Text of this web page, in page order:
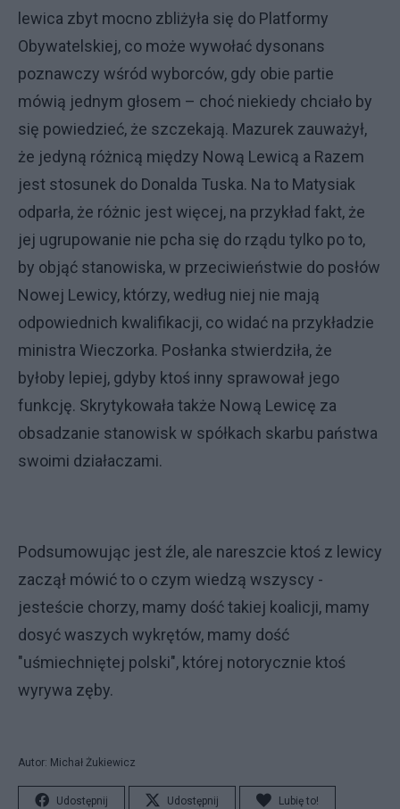
lewica zbyt mocno zbliżyła się do Platformy
Obywatelskiej, co może wywołać dysonans
poznawczy wśród wyborców, gdy obie partie
mówią jednym głosem – choć niekiedy chciało by
się powiedzieć, że szczekają. Mazurek zauważył,
że jedyną różnicą między Nową Lewicą a Razem
jest stosunek do Donalda Tuska. Na to Matysiak
odparła, że różnic jest więcej, na przykład fakt, że
jej ugrupowanie nie pcha się do rządu tylko po to,
by objąć stanowiska, w przeciwieństwie do posłów
Nowej Lewicy, którzy, według niej nie mają
odpowiednich kwalifikacji, co widać na przykładzie
ministra Wieczorka. Posłanka stwierdziła, że
byłoby lepiej, gdyby ktoś inny sprawował jego
funkcję. Skrytykowała także Nową Lewicę za
obsadzanie stanowisk w spółkach skarbu państwa
swoimi działaczami.
Podsumowując jest źle, ale nareszcie ktoś z lewicy
zaczął mówić to o czym wiedzą wszyscy -
jesteście chorzy, mamy dość takiej koalicji, mamy
dosyć waszych wykrętów, mamy dość
"uśmiechniętej polski", której notorycznie ktoś
wyrywa zęby.
Autor: Michał Żukiewicz
Udostępnij Udostępnij Lubię to!